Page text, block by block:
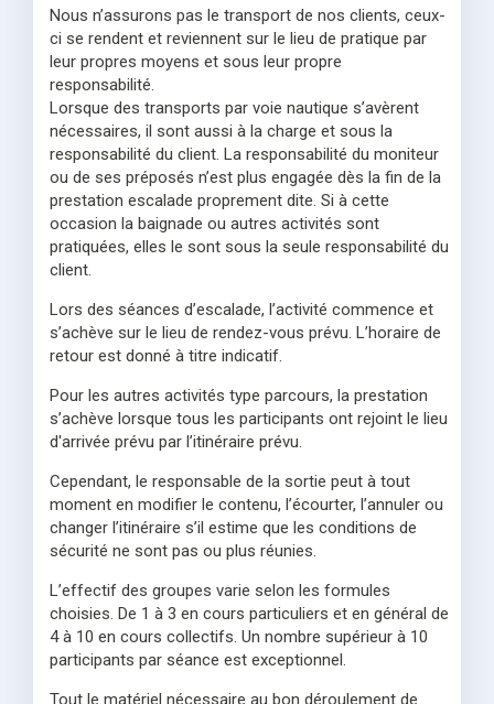
Nous n’assurons pas le transport de nos clients, ceux-
ci se rendent et reviennent sur le lieu de pratique par
leur propres moyens et sous leur propre
responsabilité.
Lorsque des transports par voie nautique s’avèrent
nécessaires, il sont aussi à la charge et sous la
responsabilité du client. La responsabilité du moniteur
ou de ses préposés n’est plus engagée dès la fin de la
prestation escalade proprement dite. Si à cette
occasion la baignade ou autres activités sont
pratiquées, elles le sont sous la seule responsabilité du
client.
Lors des séances d’escalade, l’activité commence et
s’achève sur le lieu de rendez-vous prévu. L’horaire de
retour est donné à titre indicatif.
Pour les autres activités type parcours, la prestation
s’achève lorsque tous les participants ont rejoint le lieu
d'arrivée prévu par l’itinéraire prévu.
Cependant, le responsable de la sortie peut à tout
moment en modifier le contenu, l’écourter, l’annuler ou
changer l’itinéraire s’il estime que les conditions de
sécurité ne sont pas ou plus réunies.
L’effectif des groupes varie selon les formules
choisies. De 1 à 3 en cours particuliers et en général de
4 à 10 en cours collectifs. Un nombre supérieur à 10
participants par séance est exceptionnel.
Tout le matériel nécessaire au bon déroulement de